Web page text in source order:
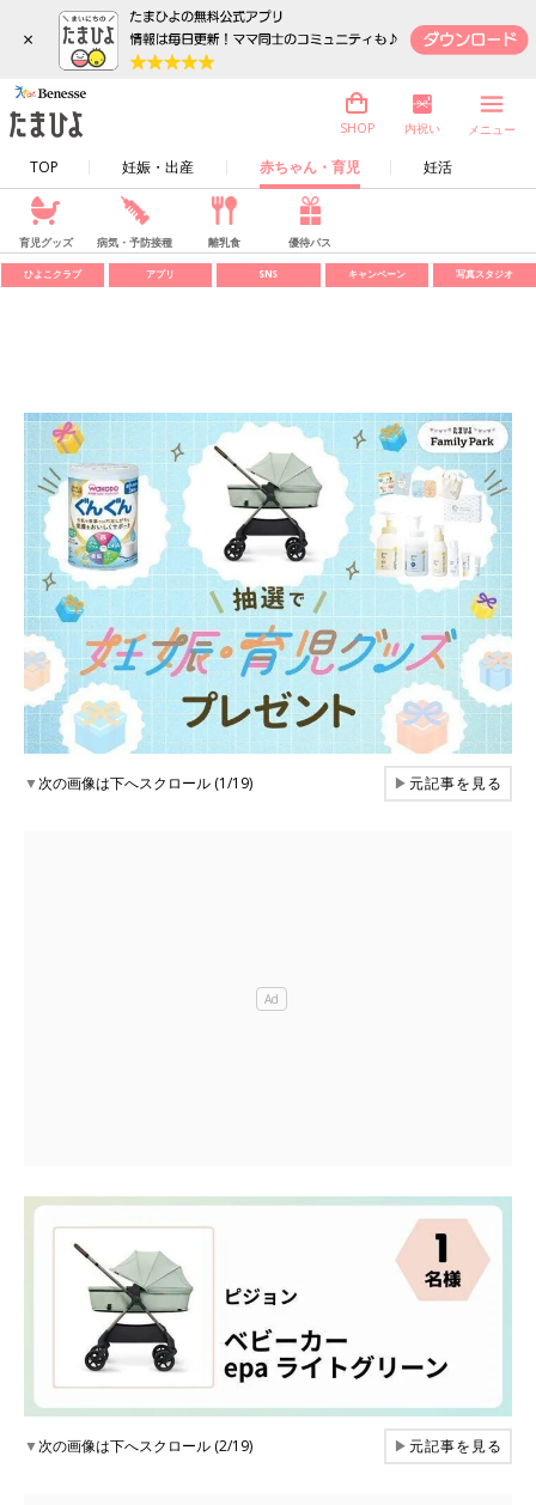
×
TOP 妊娠・出産 赤ちゃん・育児 妊活
SHOP 内祝い メニュー
育児グッズ 病気・予防接種 離乳食 優待パス
ひよこクラブ アプリ SNS キャンペーン 写真スタジオ
▼次の画像は下へスクロール (1/19) ▶元記事を見る
▼次の画像は下へスクロール (2/19) ▶元記事を見る